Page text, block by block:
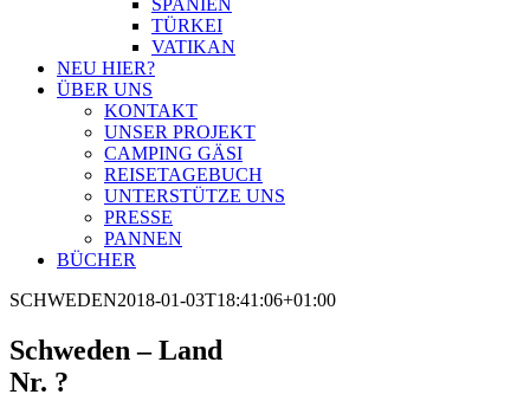
SPANIEN
TÜRKEI
VATIKAN
NEU HIER?
ÜBER UNS
KONTAKT
UNSER PROJEKT
CAMPING GÄSI
REISETAGEBUCH
UNTERSTÜTZE UNS
PRESSE
PANNEN
BÜCHER
SCHWEDEN2018-01-03T18:41:06+01:00
Schweden – Land
Nr. ?